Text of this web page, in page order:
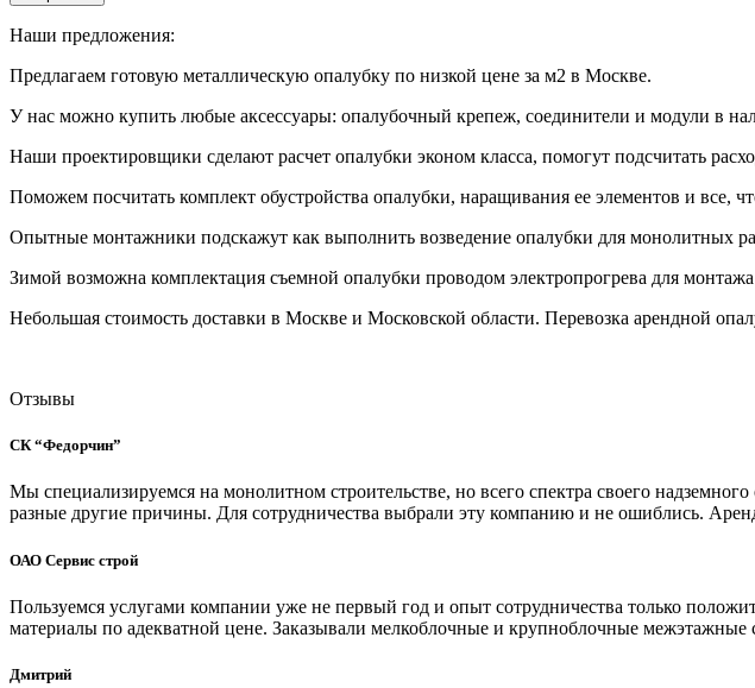
Наши предложения:
Предлагаем готовую металлическую опалубку по низкой цене за м2 в Москве.
У нас можно купить любые аксессуары: опалубочный крепеж, соединители и модули в
Наши проектировщики сделают расчет опалубки эконом класса, помогут подсчитать
Поможем посчитать комплект обустройства опалубки, наращивания ее элементов и все,
Опытные монтажники подскажут как выполнить возведение опалубки для монолитных
Зимой возможна комплектация съемной опалубки проводом электропрогрева для
Небольшая стоимость доставки в Москве и Московской области. Перевозка арендной
Отзывы
СК “Федорчин”
Мы специализируемся на монолитном строительстве, но всего спектра своего
разные другие причины. Для сотрудничества выбрали эту компанию и не ошиблись.
ОАО Сервис строй
Пользуемся услугами компании уже не первый год и опыт сотрудничества только
материалы по адекватной цене. Заказывали мелкоблочные и крупноблочные межэтажные
Дмитрий